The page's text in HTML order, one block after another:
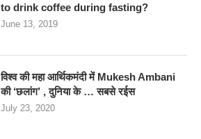
to drink coffee during fasting?
June 13, 2019
विश्व की महा आर्थिकमंदी में Mukesh Ambani
की ‘छलांग’ , दुनिया के … सबसे रईस
July 23, 2020